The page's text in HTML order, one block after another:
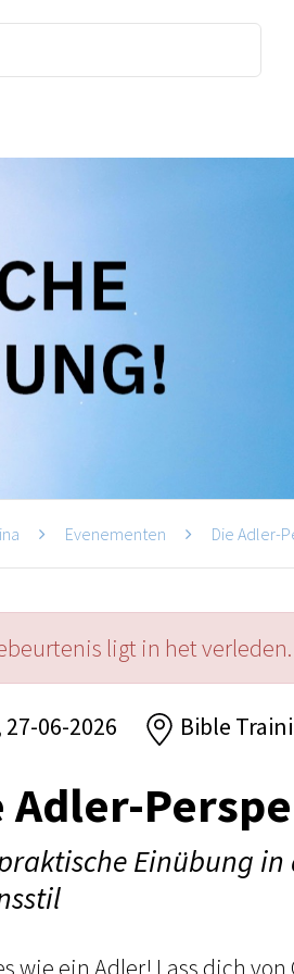
Evenementen Die Adler-
ligt in het verleden.
27-06-2026 Bible
Adler-
Einübung
wie ein Adler! Lass dich